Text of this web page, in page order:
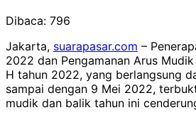
Dibaca: 796
Jakarta, suarapasar.com –
2022 dan Pengamanan Arus
H tahun 2022, yang berlangsung
sampai dengan 9 Mei 2022,
mudik dan balik tahun ini